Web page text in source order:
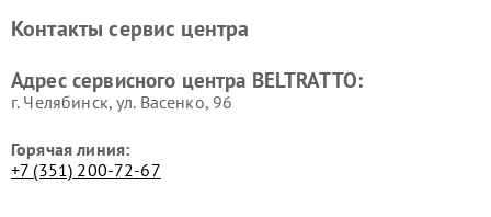
Контакты сервис центра
Адрес сервисного центра BELTRATTO:
г. Челябинск, ул. Васенко, 96
Горячая линия:
+7 (351) 200-72-67